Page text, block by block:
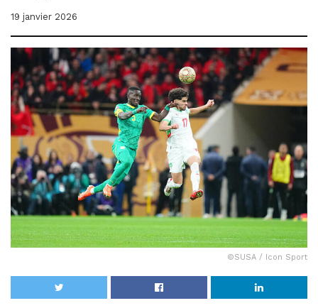
19 janvier 2026
©SUSA / Icon Sport